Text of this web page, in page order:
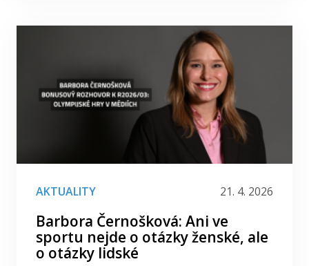
AKTUALITY 21. 4. 2026
Barbora Černošková: Ani ve
sportu nejde o otázky ženské, ale
o otázky lidské